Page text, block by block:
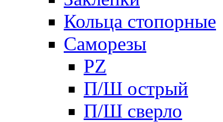
Кольца стопорные
Саморезы
PZ
П/Ш острый
П/Ш сверло